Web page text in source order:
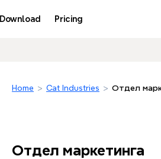
Download Pricing
Home > Cat Industries > Отдел
Отдел маркетинга